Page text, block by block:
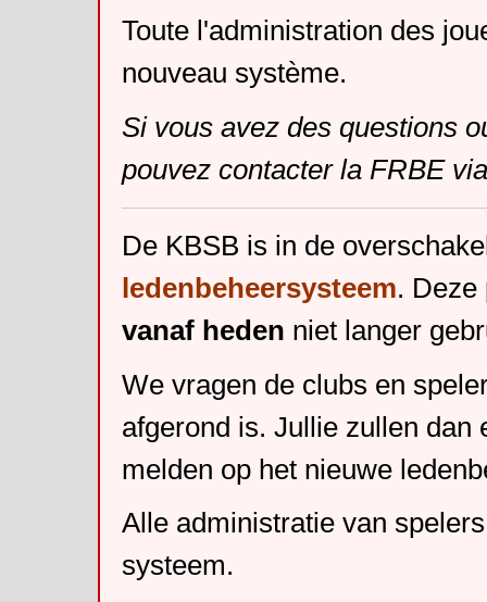
Toute l'administration des
nouveau système.
Si vous avez des questions
pouvez contacter la FRBE
De KBSB is in de
ledenbeheersysteem. Deze
vanaf heden niet langer
We vragen de clubs en
afgerond is. Jullie zullen dan
melden op het nieuwe
Alle administratie van
systeem.